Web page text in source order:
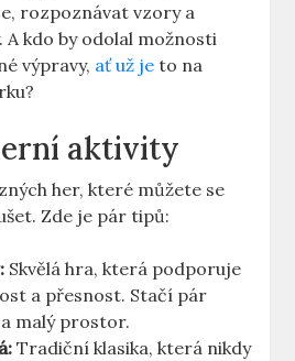
rozpoznávat vzory a
A kdo by odolal možnosti
výpravy, ať už je to na
aktivity
her, které můžete se
Zde je pár tipů:
Skvělá hra, která podporuje
a přesnost. Stačí pár
malý prostor.
Tradiční klasika, která nikdy